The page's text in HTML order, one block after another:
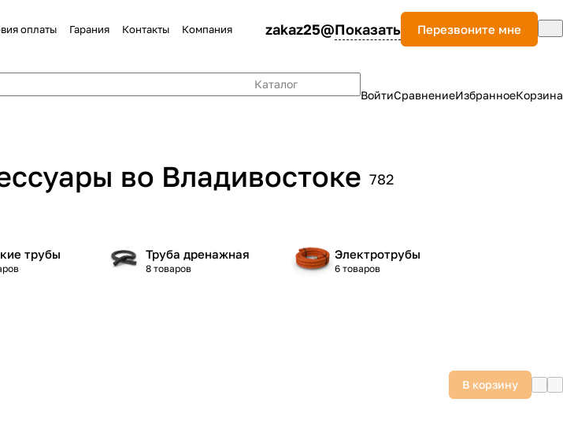
оплаты Гарания Контакты Компания zakaz25@Показать Перезвоните мне
Каталог
ВойтиСравнениеИзбранноеКорзина
во Владивостоке 782
трубы Труба дренажная
8 товаров
Электротрубы
6 товаров
В корзину